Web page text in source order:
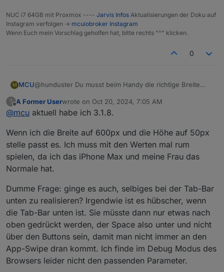
NUC i7 64GB mit Proxmox ---- Jarvis Infos Aktualisierungen der Doku auf
Instagram verfolgen -> mcuiobroker Instagram
Wenn Euch mein Vorschlag geholfen hat, bitte rechts "^" klicken.
0
M MCU@hunduster Du musst beim Handy die richtige Breite
Dann nutze mal 600px?
Es muss beides nach unten gehen, welche Version nutzt
Ich habe es fürv3.2.0-rc.5getestet.
? A Former Userwrote on Oct 20, 2024, 7:05 AM
last edited by
@mcu aktuell habe ich 3.1.8.
Wenn ich die Breite auf 600px und die Höhe auf 50px
stelle passt es. Ich muss mit den Werten mal rum
spielen, da ich das iPhone Max und meine Frau das
Normale hat.
Dumme Frage: ginge es auch, selbiges bei der Tab-Bar
unten zu realisieren? Irgendwie ist es hübscher, wenn
die Tab-Bar unten ist. Sie müsste dann nur etwas nach
oben gedrückt werden, der Space also unter und nicht
über den Buttons sein, damit man nicht immer an den
App-Swipe dran kommt. Ich finde im Debug Modus des
Browsers leider nicht den passenden Parameter.